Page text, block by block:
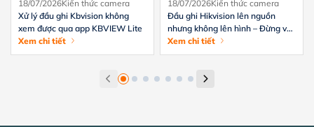
18/07/2026Kiến thức camera
Xử lý đầu ghi Kbvision không
xem được qua app KBVIEW Lite
Xem chi tiết
18/07/2026Kiến thức camera
Đầu ghi Hikvision lên nguồn
nhưng không lên hình – Đừng vội
thay
Xem chi tiết